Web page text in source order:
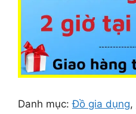
Danh mục:Đồ gia dụng,